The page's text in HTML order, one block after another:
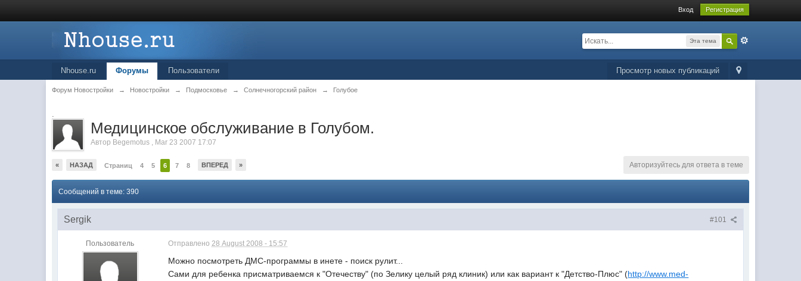
Вход Регистрация
Эта тема
Просмотр новых публикаций
Nhouse.ru Форумы Пользователи
Форум Новостройки → Новостройки → Подмосковье → Солнечногорский район → Голубое
.
Медицинское обслуживание в Голубом.
Автор Begemotus , Mar 23 2007 17:07
« НАЗАД Страниц 4 5 6 7 8 ВПЕРЕД » Авторизуйтесь для ответа в теме
Сообщений в теме: 390
#101
Sergik
Пользователь Отправлено28 August 2008 - 15:57
Можно посмотреть ДМС-программы в инете - поиск рулит...
Сами для ребенка присматриваемся к "Отечеству" (по Зелику целый ряд клиник) или как вариант к "Детство-Плюс" (http://www.med-